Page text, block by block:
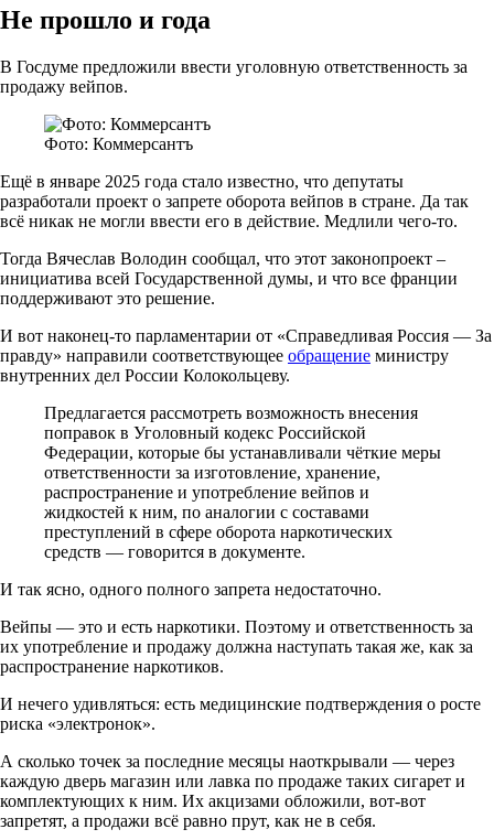
Не прошло и года
В Госдуме предложили ввести уголовную ответственность за
продажу вейпов.
Фото: Коммерсантъ
Ещё в январе 2025 года стало известно, что депутаты
разработали проект о запрете оборота вейпов в стране. Да так
всё никак не могли ввести его в действие. Медлили чего-то.
Тогда Вячеслав Володин сообщал, что этот законопроект –
инициатива всей Государственной думы, и что все франции
поддерживают это решение.
И вот наконец-то парламентарии от «Справедливая Россия — За
правду» направили соответствующее обращение министру
внутренних дел России Колокольцеву.
Предлагается рассмотреть возможность внесения
поправок в Уголовный кодекс Российской
Федерации, которые бы устанавливали чёткие меры
ответственности за изготовление, хранение,
распространение и употребление вейпов и
жидкостей к ним, по аналогии с составами
преступлений в сфере оборота наркотических
средств — говорится в документе.
И так ясно, одного полного запрета недостаточно.
Вейпы — это и есть наркотики. Поэтому и ответственность за
их употребление и продажу должна наступать такая же, как за
распространение наркотиков.
И нечего удивляться: есть медицинские подтверждения о росте
риска «электронок».
А сколько точек за последние месяцы наоткрывали — через
каждую дверь магазин или лавка по продаже таких сигарет и
комплектующих к ним. Их акцизами обложили, вот-вот
запретят, а продажи всё равно прут, как не в себя.